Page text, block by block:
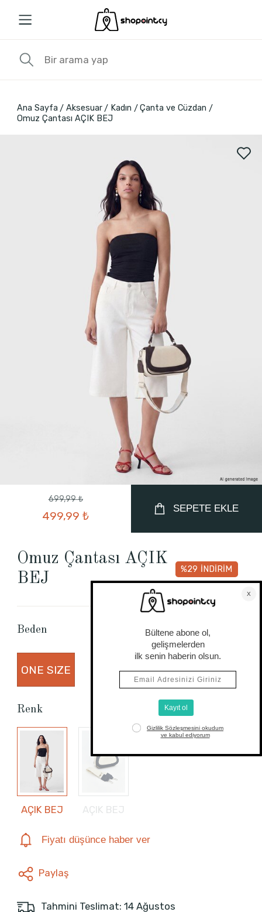
Ana Sayfa Aksesuar Kadın
Çanta ve Cüzdan
Omuz Çantası AÇIK BEJ
699,99 ₺
499,99 ₺
SEPETE EKLE
Omuz Çantası AÇIK
BEJ
%29 İNDİRİM
Beden Beden Tablosu
ONE SIZE
Renk
AÇIK BEJ AÇIK BEJ
Fiyatı düşünce haber ver
Paylaş
Tahmini Teslimat: 14 Ağustos